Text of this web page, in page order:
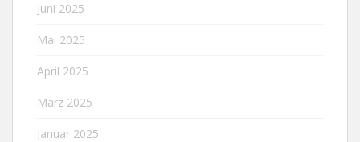
Juni 2025
Mai 2025
April 2025
März 2025
Januar 2025